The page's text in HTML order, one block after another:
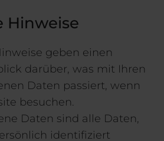
Hinweise
geben einen
darüber, was mit Ihren
Daten passiert, wenn
besuchen.
Daten sind alle Daten,
identifiziert